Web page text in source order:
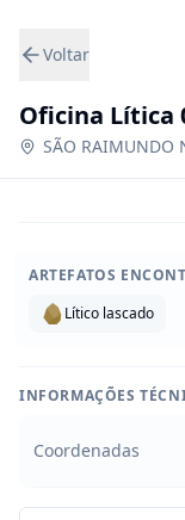
Voltar
Oficina Lítica
SÃO RAIMUNDO
ARTEFATOS
Lítico lascado
INFORMAÇÕES
Coordenadas